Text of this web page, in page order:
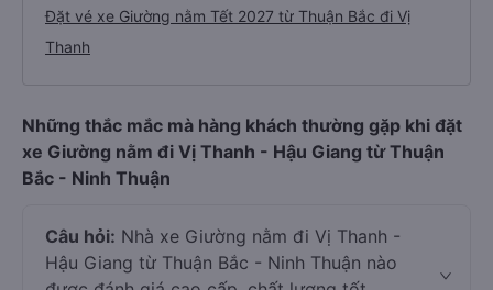
Đặt vé xe Giường nằm Tết 2027 từ Thuận Bắc đi Vị
Thanh
Những thắc mắc mà hàng khách thường gặp khi đặt
xe Giường nằm đi Vị Thanh - Hậu Giang từ Thuận
Bắc - Ninh Thuận
Câu hỏi: Nhà xe Giường nằm đi Vị Thanh -
Hậu Giang từ Thuận Bắc - Ninh Thuận nào